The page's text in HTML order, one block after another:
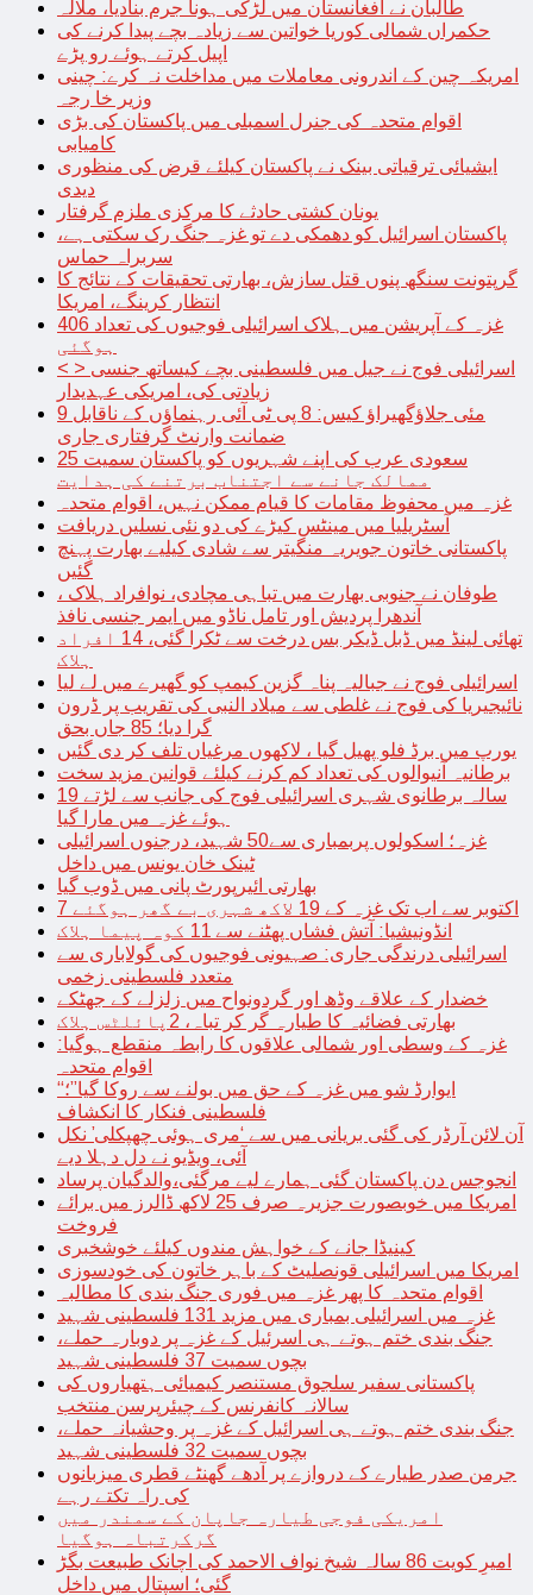
طالبان نے افغانستان میں لڑکی ہونا جرم بنادیا، ملالہ
حکمراں شمالی کوریا خواتین سے زیادہ بچے پیدا کرنے کی
اپیل کرتے ہوئے رو پڑے
امریکہ چین کے اندرونی معاملات میں مداخلت نہ کرے: چینی
وزیر خا رجہ
اقوام متحدہ کی جنرل اسمبلی میں پاکستان کی بڑی
کامیابی
ایشیائی ترقیاتی بینک نے پاکستان کیلئے قرض کی منظوری
دیدی
یونان کشتی حادثے کا مرکزی ملزم گرفتار
پاکستان اسرائیل کو دھمکی دے تو غزہ جنگ رک سکتی ہے،
سربراہ حماس
گرپتونت سنگھ پنوں قتل سازش، بھارتی تحقیقات کے نتائج کا
انتظار کرینگے، امریکا
غزہ کے آپریشن میں ہلاک اسرائیلی فوجیوں کی تعداد 406
ہوگئی
< > اسرائیلی فوج نے جیل میں فلسطینی بچے کیساتھ جنسی
زیادتی کی، امریکی عہدیدار
9 مئی جلاؤگھیراؤ کیس: 8 پی ٹی آئی رہنماؤں کے ناقابل
ضمانت وارنٹ گرفتاری جاری
سعودی عرب کی اپنے شہریوں کو پاکستان سمیت 25
ممالک جانے سے اجتناب برتنے کی ہدایت
غزہ میں محفوظ مقامات کا قیام ممکن نہیں، اقوام متحدہ
آسٹریلیا میں مینٹس کیڑے کی دو نئی نسلیں دریافت
پاکستانی خاتون جویریہ منگیتر سے شادی کیلیے بھارت پہنچ
گئیں
طوفان نے جنوبی بھارت میں تباہی مچادی، نوافراد ہلاک ،
آندھرا پردیش اور تامل ناڈو میں ایمر جنسی نافذ
تھائی لینڈ میں ڈبل ڈیکر بس درخت سے ٹکرا گئی، 14 افراد
ہلاک
اسرائیلی فوج نے جبالیہ پناہ گزین کیمپ کو گھیرے میں لے لیا
نائیجیریا کی فوج نے غلطی سے میلاد النبی کی تقریب پر ڈرون
گرا دیا؛ 85 جاں بحق
یورپ میں برڈ فلو پھیل گیا ، لاکھوں مرغیاں تلف کر دی گئیں
برطانیہ آنیوالوں کی تعداد کم کرنے کیلئے قوانین مزید سخت
19 سالہ برطانوی شہری اسرائیلی فوج کی جانب سے لڑتے
ہوئے غزہ میں مارا گیا
غزہ؛ اسکولوں پربمباری سے50 شہید، درجنوں اسرائیلی
ٹینک خان یونس میں داخل
بھارتی ائیرپورٹ پانی میں ڈوب گیا
7 اکتوبر سے اب تک غزہ کے 19 لاکھ شہری بے گھر ہوگئے
انڈونیشیا: آتش فشاں پھٹنے سے 11 کوہ پیما ہلاک
اسرائیلی درندگی جاری: صہیونی فوجیوں کی گولاباری سے
متعدد فلسطینی زخمی
خضدار کے علاقے وڈھ اور گردونواح میں زلزلے کے جھٹکے
بھارتی فضائیہ کا طیارہ گر کر تباہ، 2پائلٹس ہلاک
غزہ کے وسطی اور شمالی علاقوں کا رابطہ منقطع ہوگیا:
اقوام متحدہ
“ایوارڈ شو میں غزہ کے حق میں بولنے سے روکا گیا”؛
فلسطینی فنکار کا انکشاف
آن لائن آرڈر کی گئی بریانی میں سے ‘مری ہوئی چھپکلی’ نکل
آئی، ویڈیو نے دل دہلا دیے
انجوجس دن پاکستان گئی ہمارے لیے مرگئی،والدگیان پرساد
امریکا میں خوبصورت جزیرہ صرف 25 لاکھ ڈالرز میں برائے
فروخت
کینیڈا جانے کے خواہش مندوں کیلئے خوشخبری
امریکا میں اسرائیلی قونصلیٹ کے باہر خاتون کی خودسوزی
اقوام متحدہ کا پھر غزہ میں فوری جنگ بندی کا مطالبہ
غزہ میں اسرائیلی بمباری میں مزید 131 فلسطینی شہید
جنگ بندی ختم ہوتے ہی اسرئیل کے غزہ پر دوبارہ حملے،
بچوں سمیت 37 فلسطینی شہید
پاکستانی سفیر سلجوق مستنصر کیمیائی ہتھیاروں کی
سالانہ کانفرنس کے چیئرپرسن منتخب
جنگ بندی ختم ہوتے ہی اسرائیل کے غزہ پر وحشیانہ حملے،
بچوں سمیت 32 فلسطینی شہید
جرمن صدر طیارے کے دروازے پر آدھے گھنٹے قطری میزبانوں
کی راہ تکتے رہے
امریکی فوجی طیارہ جاپان کے سمندر میں
گرکرتباہ ہوگیا
امیرِ کویت 86 سالہ شیخ نواف الاحمد کی اچانک طبیعت بگڑ
گئی؛ اسپتال میں داخل